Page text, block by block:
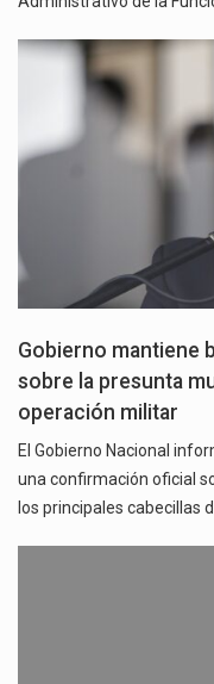
Gobierno mantiene
sobre la presunta
operación militar
El Gobierno Nacional
una confirmación oficial
los principales cabecillas